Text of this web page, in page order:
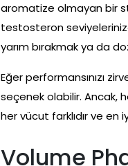
aromatize olmayan bir
testosteron
yarım bırakmak ya da
Eğer performansınızı
seçenek olabilir. Ancak,
her vücut farklıdır ve en
Volume